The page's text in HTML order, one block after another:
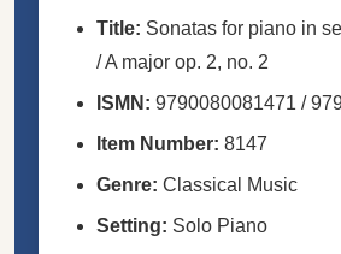
Title: Sonatas for piano in
/ A major op. 2, no. 2
ISMN: 9790080081471 /
Item Number: 8147
Genre: Classical Music
Setting: Solo Piano